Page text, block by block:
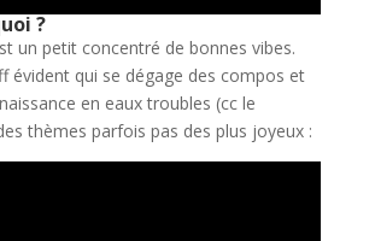
?
un petit concentré de bonnes vibes.
évident qui se dégage des compos et
en eaux troubles (cc le
thèmes parfois pas des plus joyeux :